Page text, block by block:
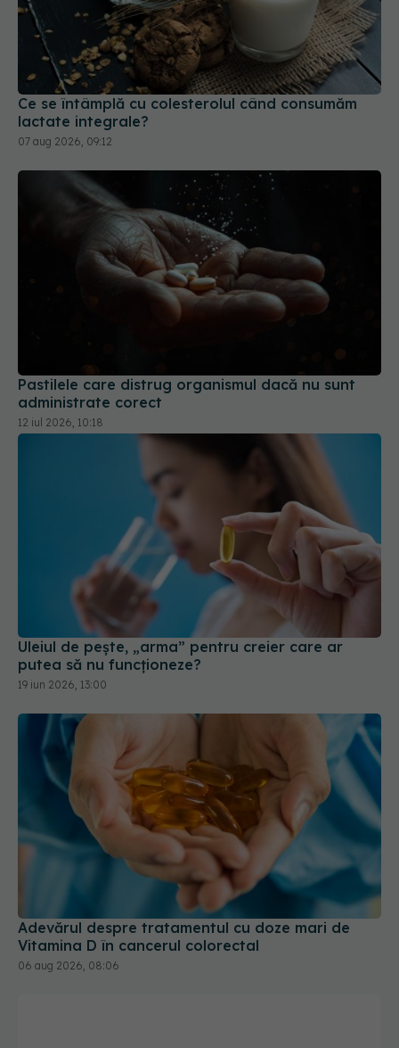
Ce se întâmplă cu colesterolul când consumăm
lactate integrale?
07 aug 2026, 09:12
Pastilele care distrug organismul dacă nu sunt
administrate corect
12 iul 2026, 10:18
Uleiul de pește, „arma” pentru creier care ar
putea să nu funcționeze?
19 iun 2026, 13:00
Adevărul despre tratamentul cu doze mari de
Vitamina D în cancerul colorectal
06 aug 2026, 08:06